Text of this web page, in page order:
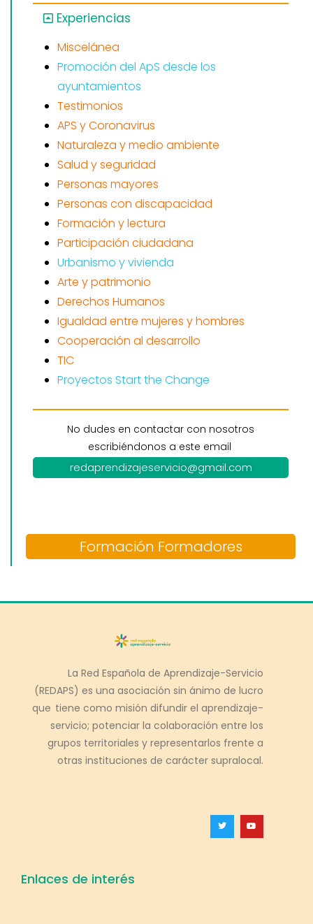
Experiencias
Miscelánea
Promoción del ApS desde los
ayuntamientos
Testimonios
APS y Coronavirus
Naturaleza y medio ambiente
Salud y seguridad
Personas mayores
Personas con discapacidad
Formación y lectura
Participación ciudadana
Urbanismo y vivienda
Arte y patrimonio
Derechos Humanos
Igualdad entre mujeres y hombres
Cooperación al desarrollo
TIC
Proyectos Start the Change
No dudes en contactar con nosotros
escribiéndonos a este email
redaprendizajeservicio@gmail.com
Formación Formadores
La Red Española de Aprendizaje-Servicio
(REDAPS) es una asociación sin ánimo de lucro
que tiene como misión difundir el aprendizaje-
servicio; potenciar la colaboración entre los
grupos territoriales y representarlos frente a
otras instituciones de carácter supralocal.
Enlaces de interés